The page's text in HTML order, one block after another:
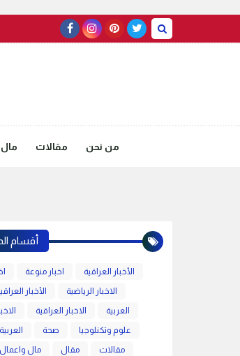
مقالات من نحن
أقسام
اخبار منوعة
الأخبار العراقية
الأخبار
الاخبار الرياضية
الاخبار العراقية
العربية
صحة
علوم وتكنلوجيا
مال واعمال مقال
مقالات